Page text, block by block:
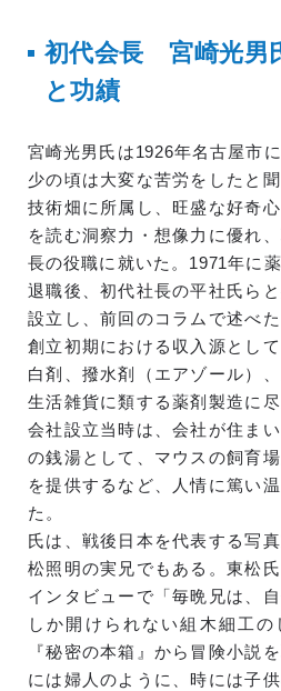
初代会長 宮崎光男
と功績
宮崎光男氏は1926年名古屋市
少の頃は大変な苦労をしたと
技術畑に所属し、旺盛な好奇
を読む洞察力・想像力に優れ
長の役職に就いた。1971年に
退職後、初代社長の平社氏ら
設立し、前回のコラムで述べ
創立初期における収入源とし
白剤、撥水剤（エアゾール）
生活雑貨に類する薬剤製造に
会社設立当時は、会社が住ま
の銭湯として、マウスの飼育
を提供するなど、人情に篤い
た。
氏は、戦後日本を代表する写
松照明の実兄でもある。東松
インタビューで「毎晩兄は、
しか開けられない組木細工の
『秘密の本箱』から冒険小説
には婦人のように、時には子